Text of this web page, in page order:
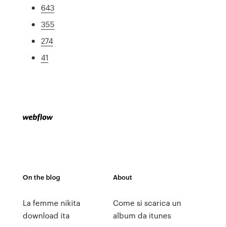
643
355
274
41
On the blog
La femme nikita
download ita
About
Come si scarica un
album da itunes